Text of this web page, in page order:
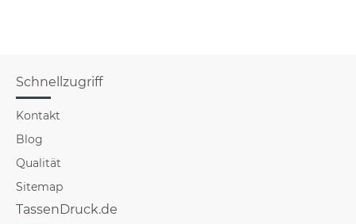
Schnellzugriff
Kontakt
Blog
Qualität
Sitemap
TassenDruck.de